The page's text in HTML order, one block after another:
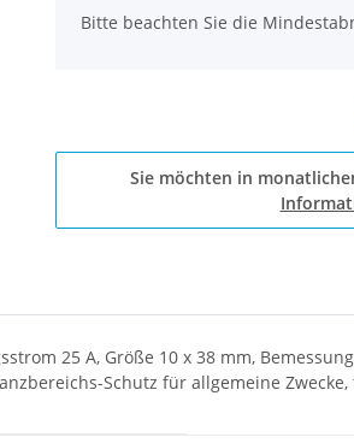
x
Bitte beachten Sie die
Sie möchten in
25 A, Größe 10 x 38 mm,
Schutz für allgemeine